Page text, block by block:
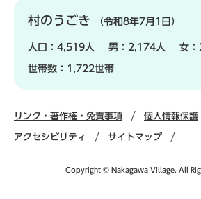
村のうごき （令和8年7月1日）
人口： 4,519人 男： 2,174人 女：
世帯数： 1,722世帯
リンク・著作権・免責事項 個人情報保護
アクセシビリティ サイトマップ
Copyright © Nakagawa Village. All